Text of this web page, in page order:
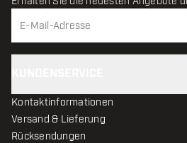
Kontaktinformationen
Versand & Lieferung
Rücksendungen